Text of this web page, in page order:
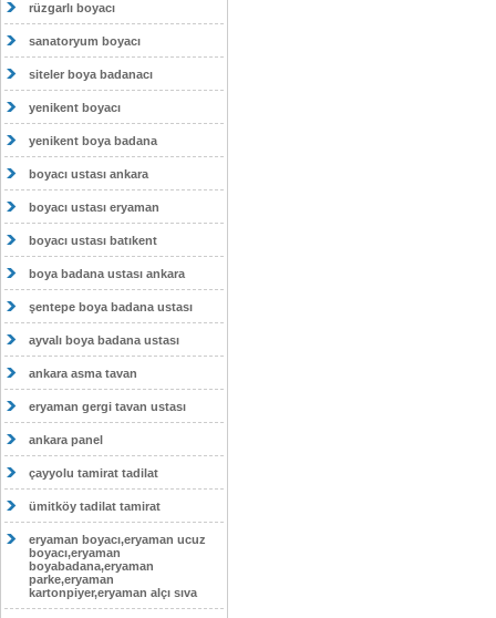
rüzgarlı boyacı
sanatoryum boyacı
siteler boya badanacı
yenikent boyacı
yenikent boya badana
boyacı ustası ankara
boyacı ustası eryaman
boyacı ustası batıkent
boya badana ustası ankara
şentepe boya badana ustası
ayvalı boya badana ustası
ankara asma tavan
eryaman gergi tavan ustası
ankara panel
çayyolu tamirat tadilat
ümitköy tadilat tamirat
eryaman boyacı,eryaman ucuz
boyacı,eryaman
boyabadana,eryaman
parke,eryaman
kartonpiyer,eryaman alçı sıva